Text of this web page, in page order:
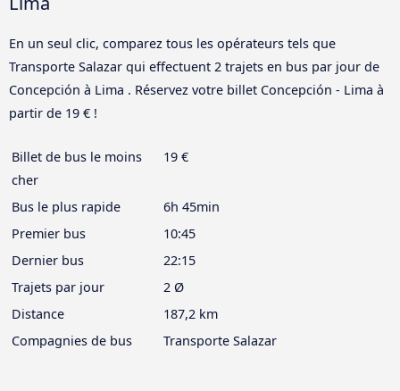
En un seul clic, comparez tous les opérateurs tels que
Transporte Salazar qui effectuent 2 trajets en bus par jour de
Concepción à Lima . Réservez votre billet Concepción - Lima à
partir de 19 € !
Billet de bus le moins
cher
19 €
Bus le plus rapide
6h 45min
Premier bus
10:45
Dernier bus
22:15
Trajets par jour
2 Ø
Distance
187,2 km
Compagnies de bus
Transporte Salazar